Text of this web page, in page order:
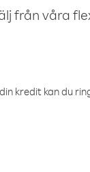
från våra
kredit kan du